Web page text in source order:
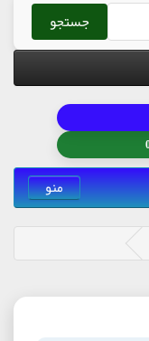
جستجو
منو